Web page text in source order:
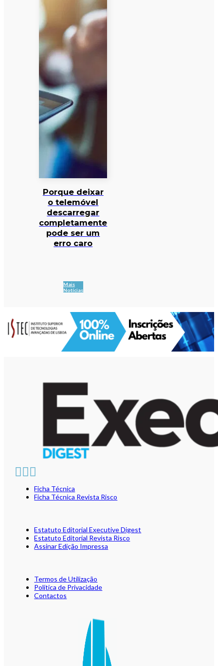
Porque deixar
o telemóvel
descarregar
completamente
pode ser um
erro caro
Mais
Notícias
Ficha Técnica
Ficha Técnica Revista Risco
Estatuto Editorial Executive Digest
Estatuto Editorial Revista Risco
Assinar Edição Impressa
Termos de Utilização
Política de Privacidade
Contactos